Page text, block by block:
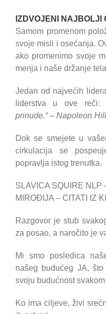
IZDVOJENI NAJBOLJI
Samom promenom
svoje misli i osećanja.
ako promenimo svoje
menja i naše držanje
Jedan od najvećih
liderstva u ove reči:
prinude.“ – Napoleon Hill
Dok se smejete u
cirkulacija se
popravlja istog trenutka.
SLAVICA SQUIRE NLP
MIROĐIJA – CITATI IZ
Razgovor je stub
za posao, a naročito je
Mi smo posledica
našeg budućeg JA,
svoju budućnost
Ko ima ciljeve, živi